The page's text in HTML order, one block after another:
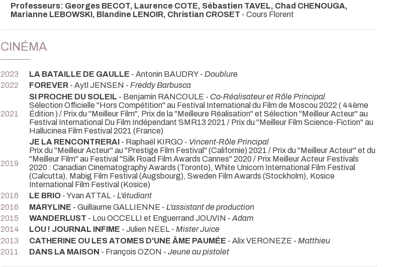
Professeurs: Georges BECOT, Laurence COTE, Sébastien TAVEL, Chad CHENOUGA,
Marianne LEBOWSKI, Blandine LENOIR, Christian CROSET - Cours Florent
CINÉMA
2023 LA BATAILLE DE GAULLE - Antonin BAUDRY - Doublure
2022
FOREVER - Aytl JENSEN - Freddy Barbusca
2021
SI PROCHE DU SOLEIL - Benjamin RANCOULE - Co-Réalisateur et Rôle Principal
Sélection Officielle "Hors Compétition" au Festival International du Film de Moscou 2022 ( 44ème
Édition ) / Prix du "Meilleur Film", Prix de la "Meilleure Réalisation" et Sélection "Meilleur Acteur" au
Festival International Du Film Indépendant SMR13 2021 / Prix du "Meilleur Film Science-Fiction" au
Hallucinea Film Festival 2021 (France)
2019
JE LA RENCONTRERAI - Raphaël KIRGO - Vincent-Rôle Principal
Prix du "Meilleur Acteur" au "Prestige Film Festival" (Californie) 2021 / Prix du "Meilleur Acteur" et du
"Meilleur Film" au Festival "Silk Road Film Awards Cannes" 2020 / Prix Meilleur Acteur Festivals
2020 : Canadian Cinematography Awards (Toronto), White Unicorn International Film Festival
(Calcutta), Mabig Film Festival (Augsbourg), Sweden Film Awards (Stockholm), Kosice
International Film Festival (Kosice)
2016
LE BRIO - Yvan ATTAL - L'étudiant
2016
MARYLINE - Guillaume GALLIENNE - L'assistant de production
2015
WANDERLUST - Lou OCCELLI et Enguerrand JOUVIN - Adam
2014
LOU ! JOURNAL INFIME - Julien NEEL - Mister Juice
2013
CATHERINE OU LES ATOMES D'UNE ÂME PAUMÉE - Alix VERONEZE - Matthieu
2011
DANS LA MAISON - François OZON - Jeune au pistolet